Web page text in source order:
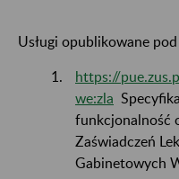
Usługi opublikowane
https://
we:zla
funkcjonalność
Zaświadczeń
Gabinetowych